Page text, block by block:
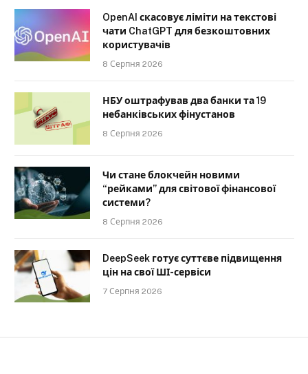
OpenAI скасовує ліміти на текстові
чати ChatGPT для безкоштовних
користувачів
8 Серпня 2026
НБУ оштрафував два банки та 19
небанківських фінустанов
8 Серпня 2026
Чи стане блокчейн новими
“рейками” для світової фінансової
системи?
8 Серпня 2026
DeepSeek готує суттєве підвищення
цін на свої ШІ-сервіси
7 Серпня 2026